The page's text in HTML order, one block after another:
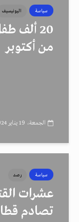
سياسة اليونيسيف
20 ألف
من أكتوبر
الجمعة، 19 يناير 2024، 4:15 م
سياسة رصد
عشرات
تصادم